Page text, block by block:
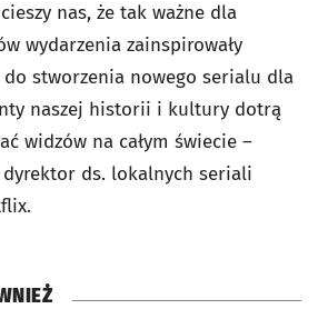
nas, że tak ważne dla
wydarzenia zainspirowały
stworzenia nowego serialu dla
naszej historii i kultury dotrą
widzów na całym świecie –
ds. lokalnych seriali